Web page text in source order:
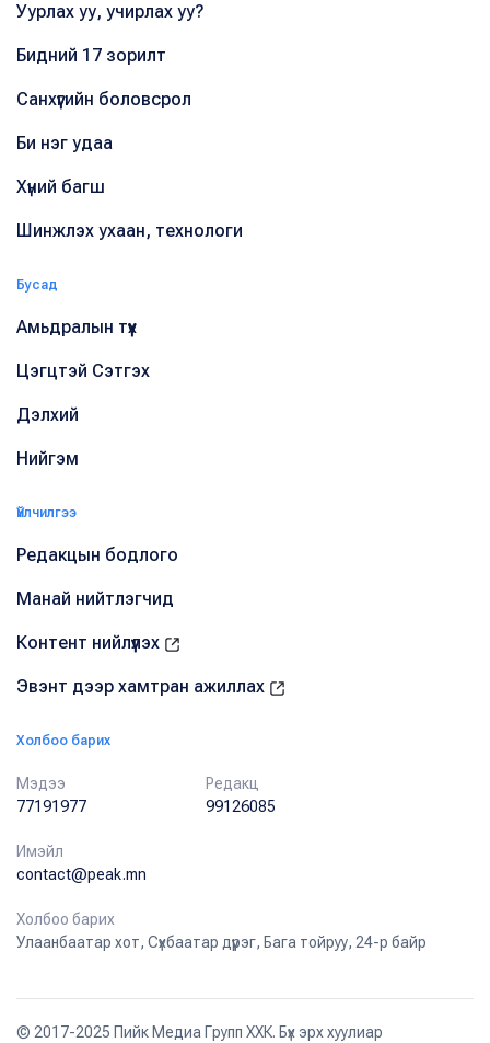
Уурлах уу, учирлах уу?
Бидний 17 зорилт
Санхүүгийн боловсрол
Би нэг удаа
Хүний багш
Шинжлэх ухаан, технологи
Бусад
Амьдралын түүх
Цэгцтэй Сэтгэх
Дэлхий
Нийгэм
Үйлчилгээ
Редакцын бодлого
Манай нийтлэгчид
Контент нийлүүлэх
Эвэнт дээр хамтран ажиллах
Холбоо барих
Мэдээ
77191977
Редакц
99126085
Имэйл
contact@peak.mn
Холбоо барих
Улаанбаатар хот, Сүхбаатар дүүрэг, Бага тойруу, 24-р байр
© 2017-2025 Пийк Медиа Групп ХХК. Бүх эрх хуулиар